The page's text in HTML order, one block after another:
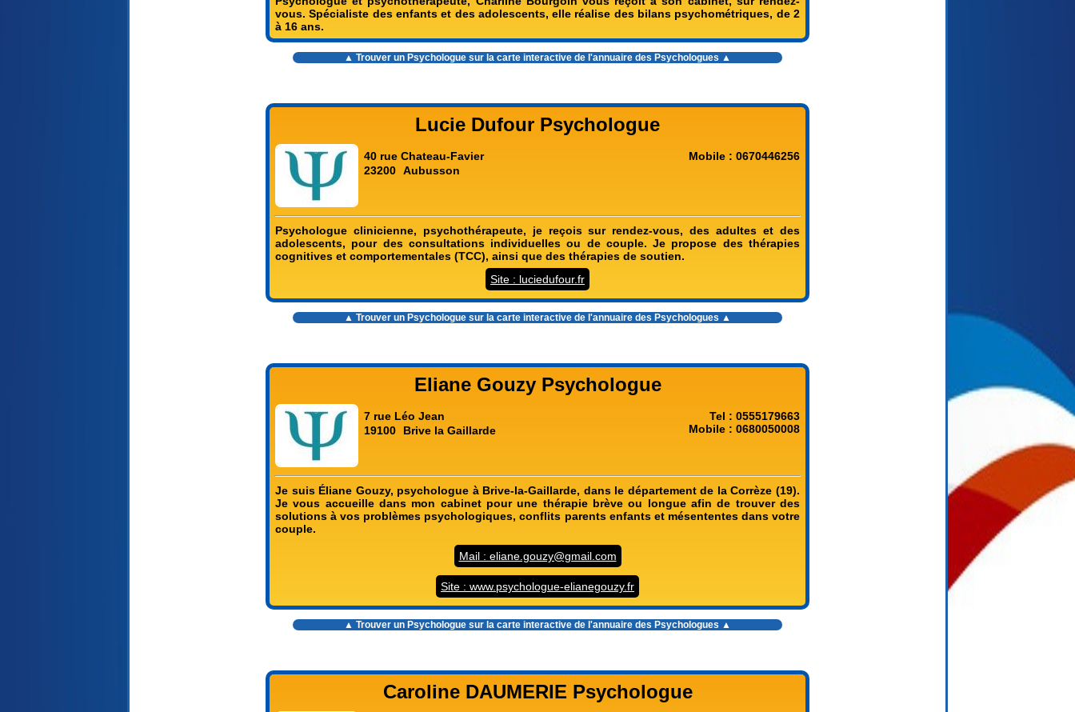
vous. Spécialiste des enfants et des adolescents, elle réalise des bilans psychométriques, de 2
à 16 ans.
▲ Trouver un Psychologue sur la carte interactive de l'annuaire des Psychologues ▲
Lucie Dufour Psychologue
40 rue Chateau-Favier
23200 Aubusson
Mobile : 0670446256
Psychologue clinicienne, psychothérapeute, je reçois sur rendez-vous, des adultes et des
adolescents, pour des consultations individuelles ou de couple. Je propose des thérapies
cognitives et comportementales (TCC), ainsi que des thérapies de soutien.
Site : luciedufour.fr
▲ Trouver un Psychologue sur la carte interactive de l'annuaire des Psychologues ▲
Eliane Gouzy Psychologue
7 rue Léo Jean
19100
Brive la Gaillarde
Tel : 0555179663
Mobile : 0680050008
Je suis Éliane Gouzy, psychologue à Brive-la-Gaillarde, dans le département de la Corrèze (19).
Je vous accueille dans mon cabinet pour une thérapie brève ou longue afin de trouver des
solutions à vos problèmes psychologiques, conflits parents enfants et mésententes dans votre
couple.
Mail : eliane.gouzy@gmail.com
Site : www.psychologue-elianegouzy.fr
▲ Trouver un Psychologue sur la carte interactive de l'annuaire des Psychologues ▲
Caroline DAUMERIE Psychologue